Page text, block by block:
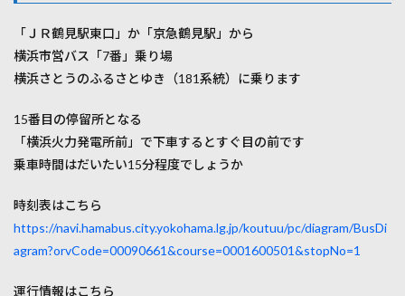
「ＪＲ鶴見駅東口」か「京急鶴見駅」から
横浜市営バス「7番」乗り場
横浜さとうのふるさとゆき（181系統）に乗ります
15番目の停留所となる
「横浜火力発電所前」で下車するとすぐ目の前です
乗車時間はだいたい15分程度でしょうか
時刻表はこちら
https://navi.hamabus.city.yokohama.lg.jp/koutuu/pc/diagram/BusDi
agram?orvCode=00090661&course=0001600501&stopNo=1
運行情報はこちら